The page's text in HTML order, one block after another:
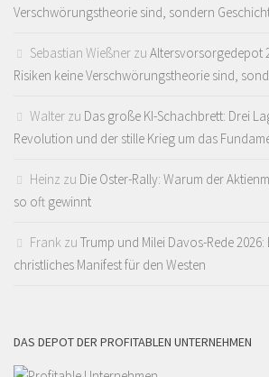
Verschwörungstheorie sind, sondern
Sebastian Wießner zu Altersvorsorgedepot
Risiken keine Verschwörungstheorie sind,
Walter zu Das große KI-Schachbrett: Drei
Revolution und der stille Krieg um das
Heinz zu Die Oster-Rally: Warum der
so oft gewinnt
Frank zu Trump und Milei Davos-Rede
christliches Manifest für den Westen
DAS DEPOT DER PROFITABLEN UNTERNEHMEN